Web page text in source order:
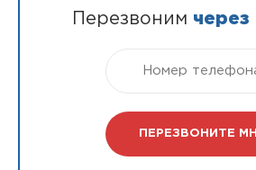
Перезвоним через